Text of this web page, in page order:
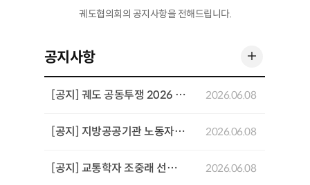
궤도협의회의 공지사항을 전해드립니다.
공지사항
[공지] 궤도 공동투쟁 2026 기념행사 개최 2026.06.08
[공지] 지방공공기관 노동자 공동투쟁 결의대회 개최 2026.06.08
[공지] 교통학자 조중래 선생 4주기 추념 좌담회 개최 2026.06.08